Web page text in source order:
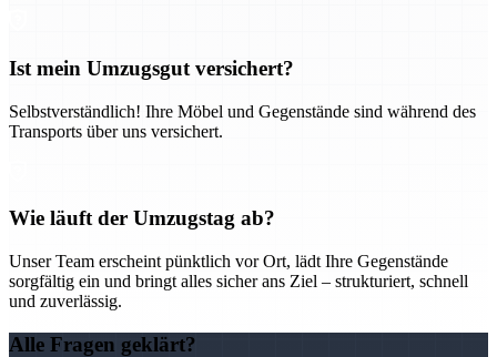
Ist mein Umzugsgut versichert?
Selbstverständlich! Ihre Möbel und Gegenstände sind während des
Transports über uns versichert.
Wie läuft der Umzugstag ab?
Unser Team erscheint pünktlich vor Ort, lädt Ihre Gegenstände
sorgfältig ein und bringt alles sicher ans Ziel – strukturiert, schnell
und zuverlässig.
Alle Fragen geklärt?